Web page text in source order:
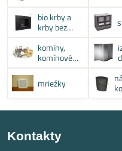
bio krby a
krby bez
komína
komíny,
komínové
systémy
mriežky
Kontakty